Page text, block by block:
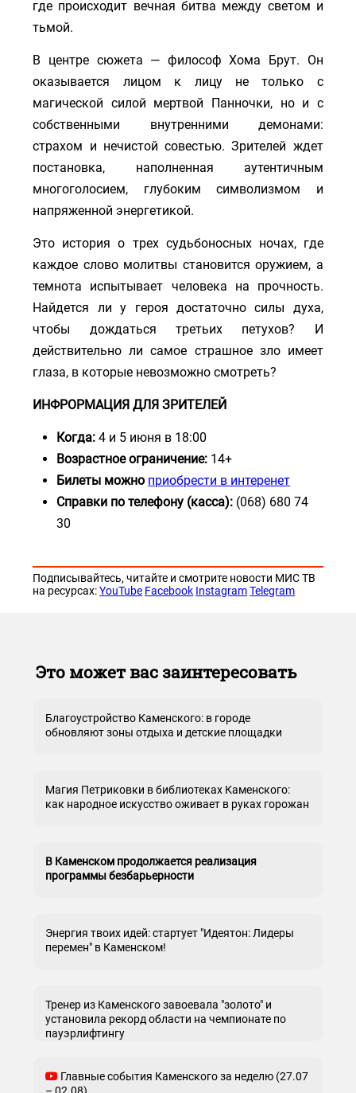
где происходит вечная битва между светом и
тьмой.
В центре сюжета — философ Хома Брут. Он
оказывается лицом к лицу не только с
магической силой мертвой Панночки, но и с
собственными внутренними демонами:
страхом и нечистой совестью. Зрителей ждет
постановка, наполненная аутентичным
многоголосием, глубоким символизмом и
напряженной энергетикой.
Это история о трех судьбоносных ночах, где
каждое слово молитвы становится оружием, а
темнота испытывает человека на прочность.
Найдется ли у героя достаточно силы духа,
чтобы дождаться третьих петухов? И
действительно ли самое страшное зло имеет
глаза, в которые невозможно смотреть?
ИНФРОРМАЦИЯ ДЛЯ ЗРИТЕЛЕЙ
Когда: 4 и 5 июня в 18:00
Возрастное ограничение: 14+
Билеты можно приобрести в интеренет
Справки по телефону (касса): (068) 680 74
30
Подписывайтесь, читайте и смотрите новости МИС ТВ
на ресурсах:YouTube Facebook Instagram Telegram
Это может вас заинтересовать
Благоустройство Каменского: в городе
обновляют зоны отдыха и детские площадки
Магия Петриковки в библиотеках Каменского:
как народное искусство оживает в руках горожан
В Каменском продолжается реализация
программы безбарьерности
Энергия твоих идей: стартует "Идеятон: Лидеры
перемен" в Каменском!
Тренер из Каменского завоевала "золото" и
установила рекорд области на чемпионате по
пауэрлифтингу
Главные события Каменского за неделю (27.07